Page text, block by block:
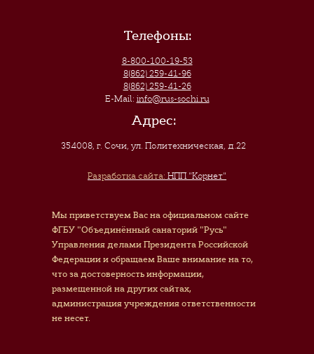
Телефоны:
8-800-100-19-53
8(862) 259-41-96
8(862) 259-41-26
E-Mail: info@rus-sochi.ru
Адрес:
354008, г. Сочи,ул. Политехническая, д.22
Разработка сайта: НПП "Корнет"
Мы приветствуем Вас на официальном сайте
ФГБУ "Объединённый санаторий "Русь"
Управления делами Президента Российской
Федерации и обращаем Ваше внимание на то,
что за достоверность информации,
размещенной на других сайтах,
администрация учреждения ответственности
не несет.